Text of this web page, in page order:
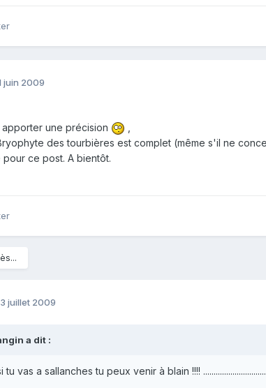
juin 2009
une précision
des tourbières est complet (même s'il ne
pour ce post. A bientôt.
juillet 2009
a dit :
vas a sallanches tu peux venir à blain !!!!